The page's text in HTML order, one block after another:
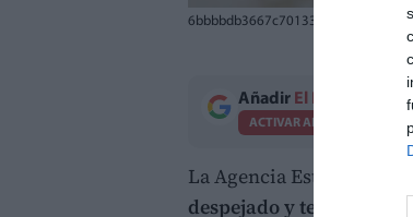
Añadir El Periodico de
ACTIVAR AHORA
La Agencia Estatal de
despejado y